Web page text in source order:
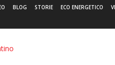
BLOG STORIE ECO ENERGETICO